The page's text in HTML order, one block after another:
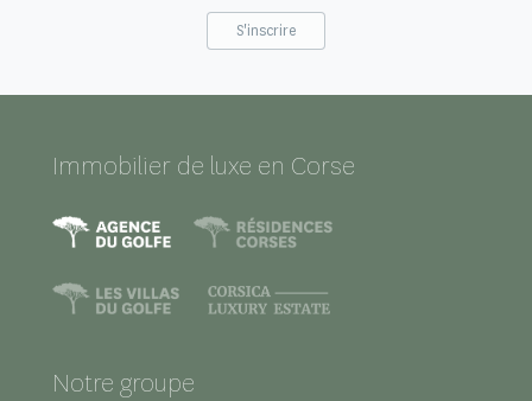
*
Immobilier de luxe en Corse
Notre groupe